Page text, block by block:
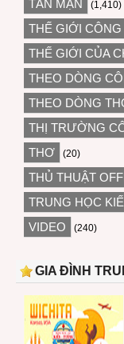
TẢN MẠN (1,410)
THẾ GIỚI CÔNG
THẾ GIỚI CỦA
THEO DÒNG
THEO DÒNG
THỊ TRƯỜNG
THƠ (20)
THỦ THUẬT
TRUNG HỌC
VIDEO (240)
GIA ĐÌNH